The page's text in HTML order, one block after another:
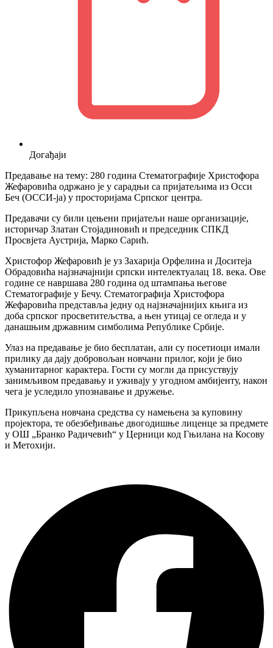
Догађаји
Предавање на тему: 280 година Стематографије Христофора
Жефаровића одржано је у сарадњи са пријатељима из Осси
Беч (ОССИ-ја) у просторијама Српског центра.
Предавачи су били цењени пријатељи наше организације,
историчар Златан Стојадиновић и председник СПКД
Просвјета Аустрија, Марко Сарић.
Христофор Жефаровић је уз Захарија Орфелина и Доситеја
Обрадовића најзначајнији српски интелектуалац 18. века. Ове
године се навршава 280 година од штампања његове
Стематографије у Бечу. Стематографија Христофора
Жефаровића представља једну од најзначајнијих књига из
доба српског просветитељства, а њен утицај се огледа и у
данашњим државним симболима Републике Србије.
Улаз на предавање је био бесплатан, али су посетиоци имали
прилику да дају добровољан новчани прилог, који је био
хуманитарног карактера. Гости су могли да присуствују
занимљивом предавању и уживају у угодном амбијенту, након
чега је уследило упознавање и дружење.
Прикупљена новчана средства су намењена за куповину
пројектора, те обезбеђивање двогодишње лиценце за предмете
у ОШ „Бранко Радичевић“ у Церници код Гњилана на Косову
и Метохији.